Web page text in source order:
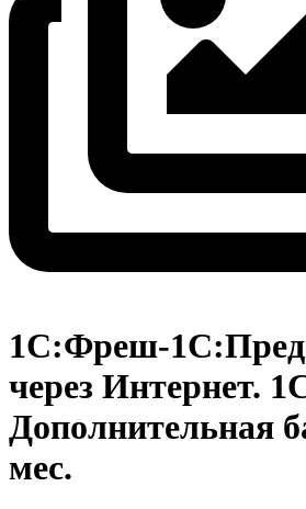
1C:Фреш-
через Интернет.
Дополнительная
мес.